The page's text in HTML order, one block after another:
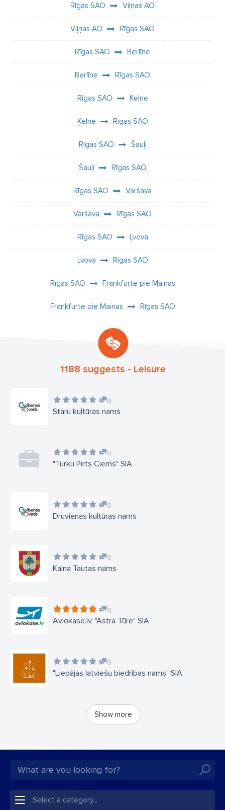
Rīgas SAO Viļņas AO
Viļņas AO Rīgas SAO
Rīgas SAO Berlīne
Berlīne Rīgas SAO
Rīgas SAO Ķelne
Ķelne Rīgas SAO
Rīgas SAO Šauļi
Šauļi Rīgas SAO
Rīgas SAO Varšava
Varšava Rīgas SAO
Rīgas SAO Ļvova
Ļvova Rīgas SAO
Rīgas SAO Frankfurte pie Mainas
Frankfurte pie Mainas Rīgas SAO
1188 suggests - Leisure
Staru kultūras nams
0
"Turku Pirts Ciems" SIA
0
Druvienas kultūras nams
0
Kalna Tautas nams
0
Aviokase.lv, "Astra Tūre" SIA
0
"Liepājas latviešu biedrības nams" SIA
0
Show more